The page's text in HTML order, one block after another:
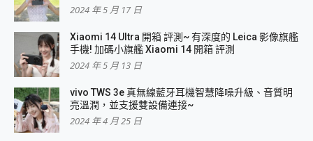
2024 年 5 月 17 日
Xiaomi 14 Ultra 開箱 評測~ 有深度的 Leica 影像旗艦
手機! 加碼小旗艦 Xiaomi 14 開箱 評測
2024 年 5 月 13 日
vivo TWS 3e 真無線藍牙耳機智慧降噪升級、音質明
亮溫潤，並支援雙設備連接~
2024 年 4 月 25 日